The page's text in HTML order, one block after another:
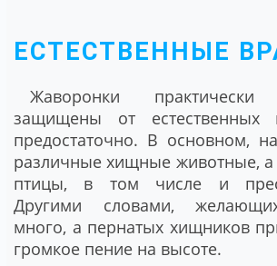
ЕСТЕСТВЕННЫЕ
Жаворонки
защищены от естественных
предостаточно. В основном,
различные хищные животные,
птицы, в том числе и
Другими словами,
много, а пернатых хищников
громкое пение на высоте.